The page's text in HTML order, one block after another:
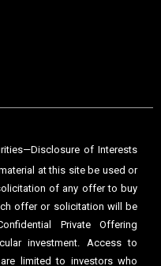
of Interests
at this site be used or
of any offer to buy
offer or solicitation will be
Private Offering
investment. Access to
limited to investors who